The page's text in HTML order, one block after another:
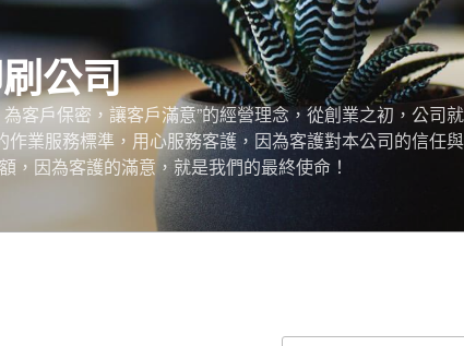
公司
客戶保密，讓客戶滿意”的經營理念，從創業之初，公司
作業服務標準，用心服務客護，因為客護對本公司的信任
，因為客護的滿意，就是我們的最終使命！